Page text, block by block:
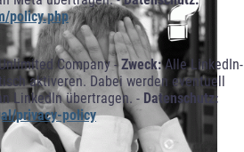
policy.php
Company -Zweck:Alle LinkedIn-
aktiveren. Dabei werden eventuell
LinkedIn übertragen. - Datenschutz:
privacy-policy